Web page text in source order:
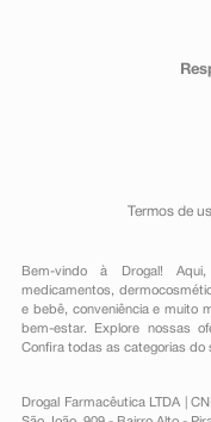
Termos de
Bem-vindo à Drogal!
medicamentos ,
e bebê, conveniênciae muito
bem-estar. Explore nossas
Confira todas as categorias do
Drogal Farmacêutica LTDA |